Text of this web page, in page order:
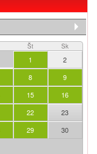
Št Sk
1
2
8
9
15
16
22
23
29
30